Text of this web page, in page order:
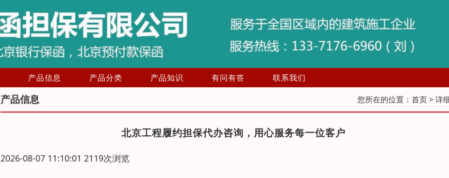
产品信息 产品分类 产品知识 有问有答 联系我们
产品信息 您所在的位置： 首页> 详
北京工程履约担保代办咨询，用心服务每一位客户
2026-08-07 11:10:01 2119次浏览